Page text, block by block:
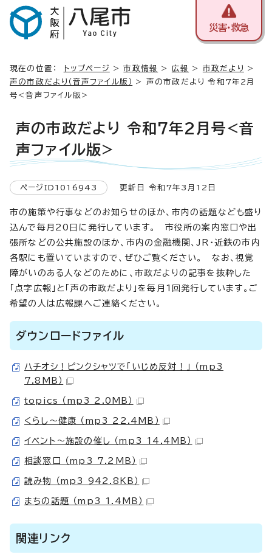
災害・救急
現在の位置： トップページ >市政情報 > 広報 > 市政だより
>
声の市政だより（音声ファイル版）
> 声の市政だより 令和7年2月
号<音声ファイル版>
声の市政だより 令和7年2月号<音
声ファイル版>
ページID1016943 更新日 令和7年3月12日
市の施策や行事などのお知らせのほか、市内の話題なども盛り
込んで毎月20日に発行しています。 市役所の案内窓口や出
張所などの公共施設のほか、市内の金融機関、JR・近鉄の市内
各駅にも置いていますので、ぜひご覧ください。 なお、視覚
障がいのある人などのために、市政だよりの記事を抜粋した
「点字広報」と「声の市政だより」を毎月1回発行しています。ご
希望の人は広報課へご連絡ください。
ダウンロードファイル
ハチオシ！ピンクシャツで「いじめ反対！」 （mp3
7.8MB）
topics （mp3 2.0MB）
くらし～健康 （mp3 22.4MB）
イベント～施設の催し （mp3 14.4MB）
相談窓口 （mp3 7.2MB）
読み物 （mp3 942.8KB）
まちの話題 （mp3 1.4MB）
関連リンク